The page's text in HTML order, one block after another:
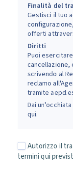
Finalità del
Gestisci il tuo
offerti
Diritti
Puoi
cancellazione,
scrivendo al
reclamo
tramite
Dai
qui.
Autorizzo il
termini qui